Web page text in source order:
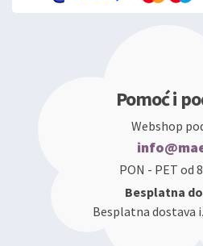
Pomoć i
Webshop
PON - PET od
Besplatna
Besplatna dostava